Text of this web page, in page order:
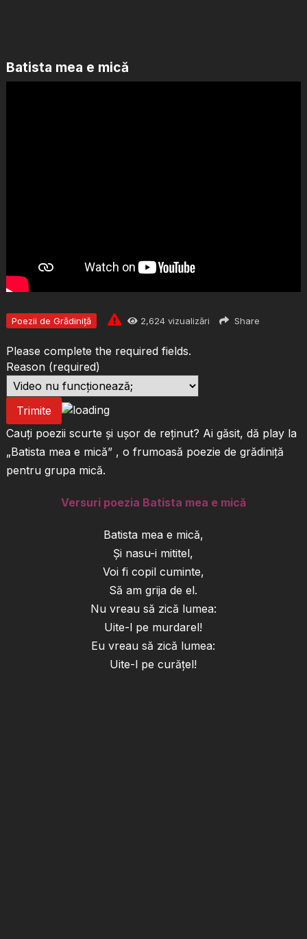
Batista mea e mică
Poezii de Grădiniță 2,624vizualizări Share
Please complete the required fields.
Reason (required)
Trimite
Cauți poezii scurte și ușor de reținut? Ai găsit, dă play la
„Batista mea e mică” , o frumoasă poezie de grădiniță
pentru grupa mică.
Versuri poezia Batista mea e mică
Batista mea e mică,
Și nasu-i mititel,
Voi fi copil cuminte,
Să am grija de el.
Nu vreau să zică lumea:
Uite-l pe murdarel!
Eu vreau să zică lumea:
Uite-l pe curățel!